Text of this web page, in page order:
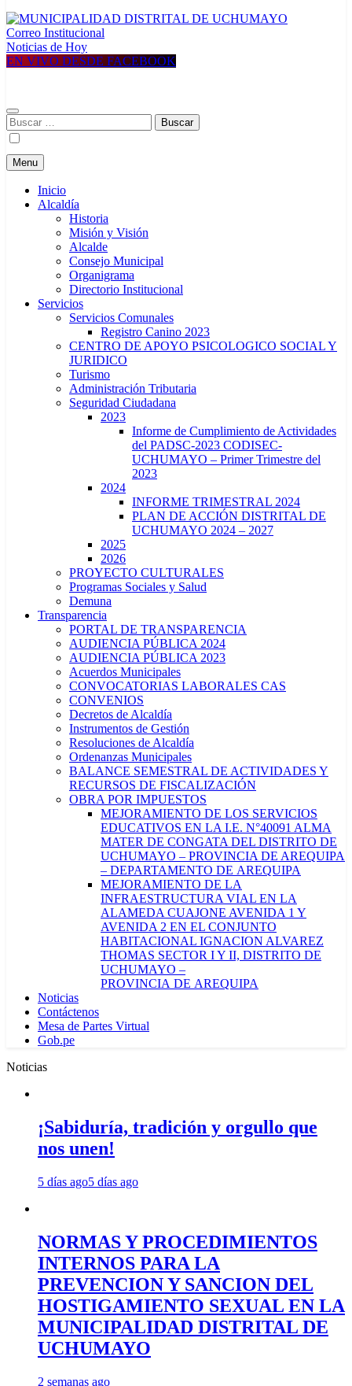
MUNICIPALIDAD DISTRITAL DE UCHUMAYO
Construyendo una nueva Historia
Correo Institucional
Noticias de Hoy
EN VIVO DESDE FACEBOOK
Buscar:
Menu
Inicio
Alcaldía
Historia
Misión y Visión
Alcalde
Consejo Municipal
Organigrama
Directorio Institucional
Servicios
Servicios Comunales
Registro Canino 2023
CENTRO DE APOYO PSICOLOGICO SOCIAL Y
JURIDICO
Turismo
Administración Tributaria
Seguridad Ciudadana
2023
Informe de Cumplimiento de Actividades
del PADSC-2023 CODISEC-
UCHUMAYO – Primer Trimestre del
2023
2024
INFORME TRIMESTRAL 2024
PLAN DE ACCIÓN DISTRITAL DE
UCHUMAYO 2024 – 2027
2025
2026
PROYECTO CULTURALES
Programas Sociales y Salud
Demuna
Transparencia
PORTAL DE TRANSPARENCIA
AUDIENCIA PÚBLICA 2024
AUDIENCIA PÚBLICA 2023
Acuerdos Municipales
CONVOCATORIAS LABORALES CAS
CONVENIOS
Decretos de Alcaldía
Instrumentos de Gestión
Resoluciones de Alcaldía
Ordenanzas Municipales
BALANCE SEMESTRAL DE ACTIVIDADES Y
RECURSOS DE FISCALIZACIÓN
OBRA POR IMPUESTOS
MEJORAMIENTO DE LOS SERVICIOS
EDUCATIVOS EN LA I.E. N°40091 ALMA
MATER DE CONGATA DEL DISTRITO DE
UCHUMAYO – PROVINCIA DE AREQUIPA
– DEPARTAMENTO DE AREQUIPA
MEJORAMIENTO DE LA
INFRAESTRUCTURA VIAL EN LA
ALAMEDA CUAJONE AVENIDA 1 Y
AVENIDA 2 EN EL CONJUNTO
HABITACIONAL IGNACION ALVAREZ
THOMAS SECTOR I Y II, DISTRITO DE
UCHUMAYO –
PROVINCIA DE AREQUIPA
Noticias
Contáctenos
Mesa de Partes Virtual
Gob.pe
Noticias
¡Sabiduría, tradición y orgullo que
nos unen!
5 días ago5 días ago
NORMAS Y PROCEDIMIENTOS
INTERNOS PARA LA
PREVENCION Y SANCION DEL
HOSTIGAMIENTO SEXUAL EN LA
MUNICIPALIDAD DISTRITAL DE
UCHUMAYO
2 semanas ago